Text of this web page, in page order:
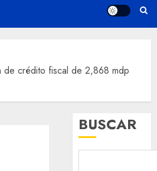
de crédito fiscal de 2,868 mdp
BUSCAR